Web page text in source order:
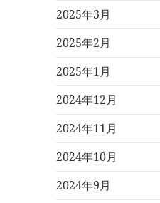
2025年3月
2025年2月
2025年1月
2024年12月
2024年11月
2024年10月
2024年9月